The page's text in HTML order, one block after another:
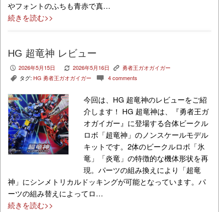
やフォントのふちも青赤で真…
続きを読む>>
HG 超竜神 レビュー
P 2026年5月15日 V 2026年5月16日 K 勇者王ガオガイガー
, タグ: HG 勇者王ガオガイガー c 4 comments
今回は、HG 超竜神のレビューをご紹
介します！ HG 超竜神は、『勇者王ガ
オガイガー』に登場する合体ビークル
ロボ「超竜神」のノンスケールモデル
キットです。2体のビークルロボ「氷
竜」「炎竜」の特徴的な機体形状を再
現。パーツの組み換えにより「超竜
神」にシンメトリカルドッキングが可能となっています。パ
ーツの組み替えによってロ…
続きを読む>>